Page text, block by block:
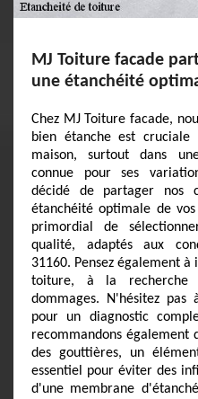
MJ Toiture facade
une étanchéité
Chez MJ Toiture facade,
bien étanche est
maison, surtout dans
connue pour ses
décidé de partager nos
étanchéité optimale de
primordial de
qualité, adaptés aux
31160. Pensez également
toiture, à la recherche
dommages. N'hésitez
pour un diagnostic
recommandons
des gouttières, un
essentiel pour éviter des
d'une membrane